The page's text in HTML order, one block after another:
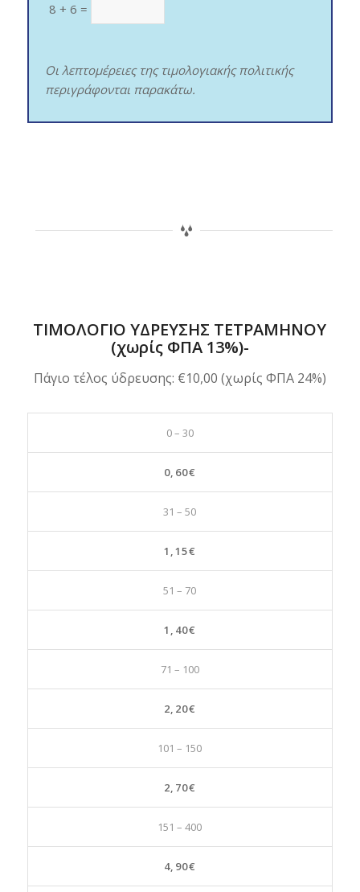
8 + 6 =
Οι λεπτομέρειες της τιμολογιακής πολιτικής
περιγράφονται παρακάτω.
ΤΙΜΟΛΟΓΙΟ ΥΔΡΕΥΣΗΣ ΤΕΤΡΑΜΗΝΟΥ
(χωρίς ΦΠΑ 13%)-
Πάγιο τέλος ύδρευσης: €10,00 (χωρίς ΦΠΑ 24%)
0 – 30
0,60€
31 – 50
1,15€
51 – 70
1,40€
71 – 100
2,20€
101 – 150
2,70€
151 – 400
4,90€